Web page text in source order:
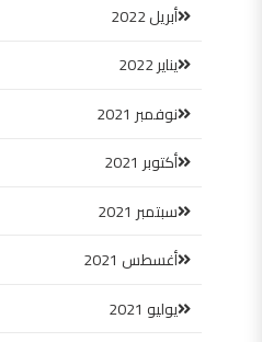
أبريل 2022
يناير 2022
نوفمبر 2021
أكتوبر 2021
سبتمبر 2021
أغسطس 2021
يوليو 2021